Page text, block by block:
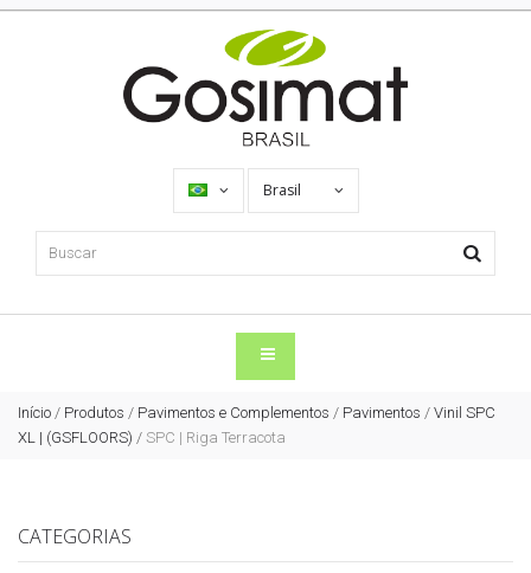
Brasil
Início / Produtos / Pavimentos e Complementos / Pavimentos / Vinil SPC
XL | (GSFLOORS) / SPC | Riga Terracota
CATEGORIAS